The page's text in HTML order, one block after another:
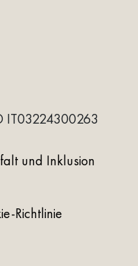
IT03224300263
und Inklusion
Richtlinie